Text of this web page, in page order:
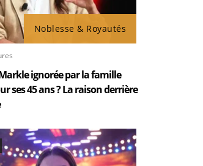
Noblesse & Royautés
ignorée par la famille
ses 45 ans ? La raison derrière